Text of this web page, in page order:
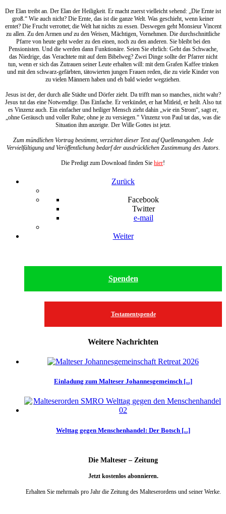
Der Elan treibt an. Der Elan der Heiligkeit. Er macht zuerst vielleicht sehend: „Die Ernte ist
groß.“ Wie auch nicht? Die Ernte, das ist die ganze Welt. Was geschieht, wenn keiner
erntet? Die Frucht verrottet; die Welt hat nichts zu essen. Deswegen geht Monsieur Vincent
zu allen. Zu den Armen und zu den Weisen, Mächtigen, Vornehmen. Die durchschnittliche
Pfarre von heute geht weder zu den einen, noch zu den anderen. Sie bleibt bei den
Pensionisten. Und die werden dann Funktionäre. Seien Sie ehrlich: Geht das Schwache,
das Niedrige, das Verachtete mit auf dem Bibelweg? Zwei Dinge sollte der Pfarrer nicht
tun, wenn er sich das Zutrauen seiner Leute erhalten will: mit dem Grafen Kaffee trinken
und mit den schwarz-gefärbten, tätowierten jungen Frauen reden, die zu viele Kinder von
zu vielen Männern haben und eh bald wieder wegziehen.
Jesus ist der, der durch alle Städte und Dörfer zieht. Da trifft man so manches, nicht wahr?
Jesus tut das eine Notwendige. Das Einfache. Er verkündet, er hat Mitleid, er heilt. Also tut
es Vinzenz auch. Ein einfacher und heiliger Mensch zieht dahin „wie ein Strom“, sagt er,
„ohne Geräusch und voller Ruhe; ohne je zu versiegen.“ Vinzenz von Paul tat das, was die
Situation ihm anzeigte. Der Wille Gottes ist jetzt.
Zum mündlichen Vortrag bestimmt, verzichtet dieser Text auf Quellenangaben. Jede
Vervielfältigung und Veröffentlichung bedarf der ausdrücklichen Zustimmung des Autors.
Die Predigt zum Download finden Sie hier!
Zurück
Facebook
Twitter
e-mail
Weiter
Spenden
Testamentspende
Weitere Nachrichten
Einladung zum Malteser Johannesgemeinsch [...]
Welttag gegen Menschenhandel: Der Botsch [...]
Die Malteser – Zeitung
Jetzt kostenlos abonnieren.
Erhalten Sie mehrmals pro Jahr die Zeitung des Malteserordens und seiner Werke.